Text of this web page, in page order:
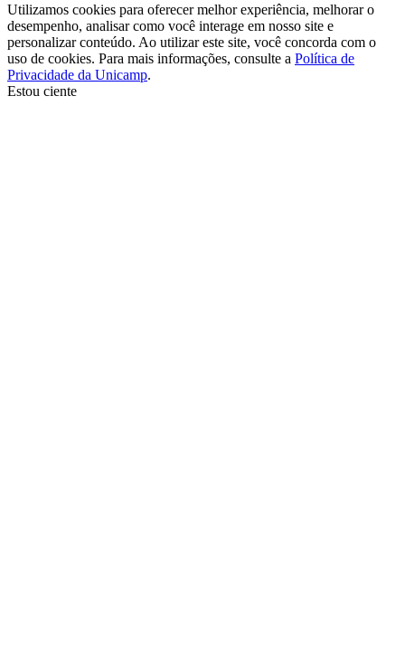
Utilizamos cookies para oferecer melhor experiência, melhorar o
desempenho, analisar como você interage em nosso site e
personalizar conteúdo. Ao utilizar este site, você concorda com o
uso de cookies. Para mais informações, consulte a Política de
Privacidade da Unicamp.
Estou ciente